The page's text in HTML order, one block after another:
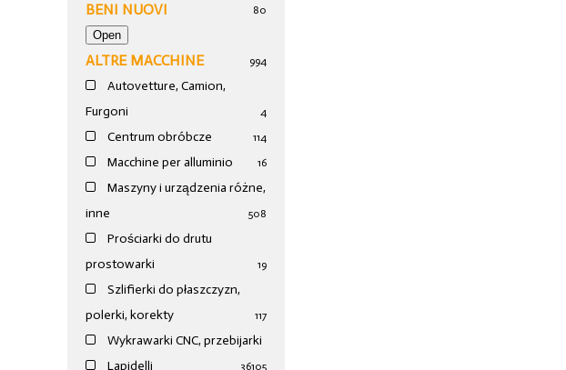
BENI NUOVI 80
ALTRE MACCHINE 994
Autovetture, Camion,
Furgoni
4
Centrum obróbcze 114
Macchine per alluminio 16
Maszyny i urządzenia różne,
inne
508
Prościarki do drutu
prostowarki
19
Szlifierki do płaszczyzn,
polerki, korekty
117
Wykrawarki CNC, przebijarki
105
Lapidelli 36